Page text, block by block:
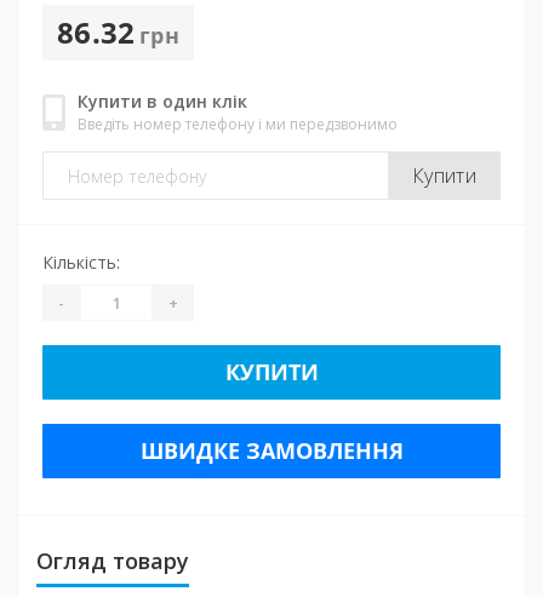
86.32 грн
Купити в один клік
Введіть номер телефону і ми передзвонимо
Купити
Кількість:
- +
КУПИТИ
ШВИДКЕ ЗАМОВЛЕННЯ
Огляд товару